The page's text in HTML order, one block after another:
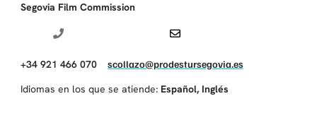
Segovia Film Commission
+34 921 466 070 scollazo@prodestursegovia.es
Idiomas en los que se atiende: Español, Inglés